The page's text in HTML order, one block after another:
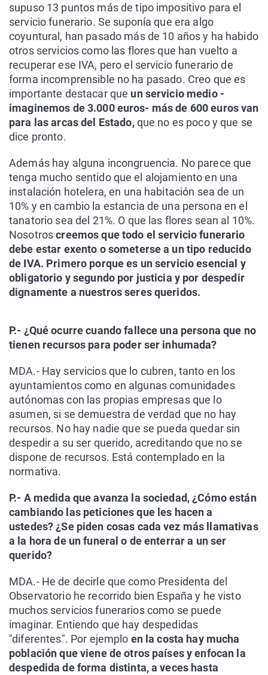
supuso 13 puntos más de tipo impositivo para el
servicio funerario. Se suponía que era algo
coyuntural, han pasado más de 10 años y ha habido
otros servicios como las flores que han vuelto a
recuperar ese IVA, pero el servicio funerario de
forma incomprensible no ha pasado. Creo que es
importante destacar que un servicio medio -
imaginemos de 3.000 euros- más de 600 euros van
para las arcas del Estado,que no es poco y que se
dice pronto.
Además hay alguna incongruencia. No parece que
tenga mucho sentido que el alojamiento en una
instalación hotelera, en una habitación sea de un
10% y en cambio la estancia de una persona en el
tanatorio sea del 21%. O que las flores sean al 10%.
Nosotroscreemos que todo el servicio funerario
debe estar exento o someterse a un tipo reducido
de IVA. Primero porque es un servicio esencial y
obligatorio y segundo por justicia y por despedir
dignamente a nuestros seres queridos.
P.- ¿Qué ocurre cuando fallece una persona que no
tienen recursos para poder ser inhumada?
MDA.- Hay servicios que lo cubren, tanto en los
ayuntamientos como en algunas comunidades
autónomas con las propias empresas que lo
asumen, si se demuestra de verdad que no hay
recursos. No hay nadie que se pueda quedar sin
despedir a su ser querido, acreditando que no se
dispone de recursos. Está contemplado en la
normativa.
P.- A medida que avanza la sociedad, ¿Cómo están
cambiando las peticiones que les hacen a
ustedes? ¿Se piden cosas cada vez más llamativas
a la hora de un funeral o de enterrar a un ser
querido?
MDA.- He de decirle que como Presidenta del
Observatorio he recorrido bien España y he visto
muchos servicios funerarios como se puede
imaginar. Entiendo que hay despedidas
"diferentes". Por ejemplo en la costa hay mucha
población que viene de otros países y enfocan la
despedida de forma distinta, a veces hasta